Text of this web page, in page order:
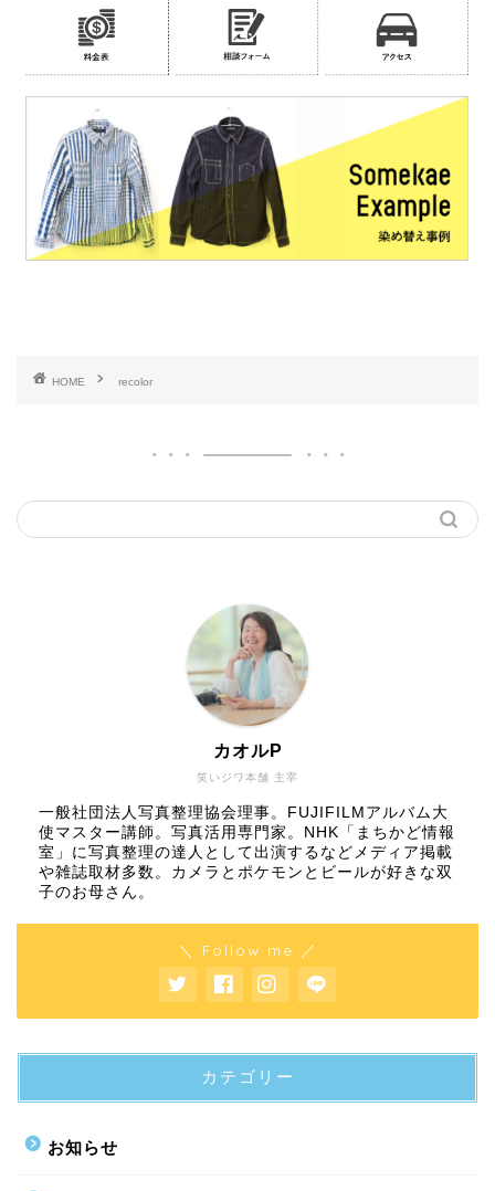
HOME recolor
笑いジワ本舗 主宰
カオルP
一般社団法人写真整理協会理事。FUJIFILMアルバム大
使マスター講師。写真活用専門家。NHK「まちかど情報
室」に写真整理の達人として出演するなどメディア掲載
や雑誌取材多数。カメラとポケモンとビールが好きな双
子のお母さん。
＼ Follow me ／
カテゴリー
お知らせ